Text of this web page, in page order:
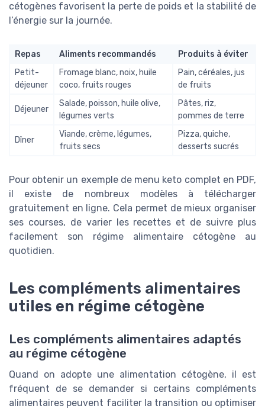
cétogènes favorisent la perte de poids et la stabilité de
l’énergie sur la journée.
Repas Aliments recommandés
Produits à éviter
Petit-
déjeuner
Fromage blanc, noix, huile
coco, fruits rouges
Pain, céréales, jus
de fruits
Déjeuner
Salade, poisson, huile olive,
légumes verts
Pâtes, riz,
pommes de terre
Dîner
Viande, crème, légumes,
fruits secs
Pizza, quiche,
desserts sucrés
Pour obtenir un exemple de menu keto complet en PDF,
il existe de nombreux modèles à télécharger
gratuitement en ligne. Cela permet de mieux organiser
ses courses, de varier les recettes et de suivre plus
facilement son régime alimentaire cétogène au
quotidien.
Les compléments alimentaires
utiles en régime cétogène
Les compléments alimentaires adaptés
au régime cétogène
Quand on adopte une alimentation cétogène, il est
fréquent de se demander si certains compléments
alimentaires peuvent faciliter la transition ou optimiser